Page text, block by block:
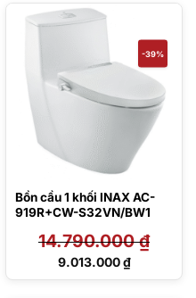
38.470.000 ₫.
tại
25.082.000 ₫.
-39%
Bồn cầu 1 khối INAX AC-
919R+CW-S32VN/BW1
14.790.000₫
Giá
9.013.000₫
Giá